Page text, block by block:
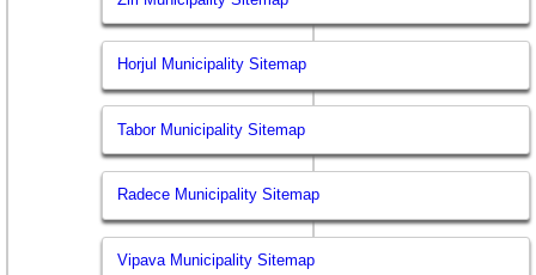
Horjul Municipality Sitemap
Tabor Municipality Sitemap
Radece Municipality Sitemap
Vipava Municipality Sitemap